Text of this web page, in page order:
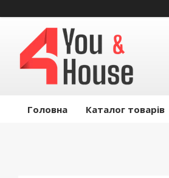
Головна Каталог товарів